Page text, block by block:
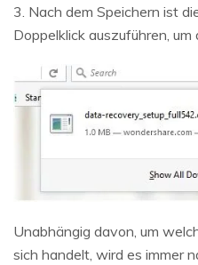
3. Nach dem Speichern ist
Doppelklick auszuführen,
Unabhängig davon, um
sich handelt, wird es immer